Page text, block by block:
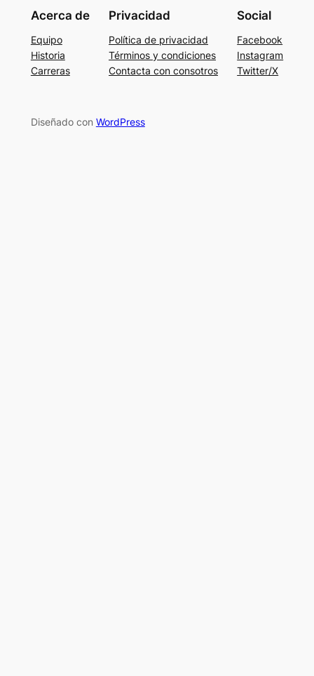
Acerca de
Equipo
Historia
Carreras
Privacidad
Política de privacidad
Términos y condiciones
Contacta con consotros
Social
Facebook
Instagram
Twitter/X
Diseñado con WordPress